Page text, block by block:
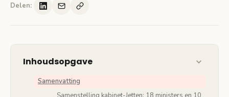
Delen:
Inhoudsopgave
Samenvatting